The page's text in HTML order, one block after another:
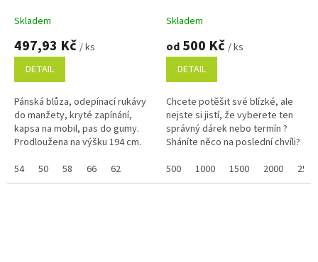
Skladem
497,93 Kč / ks
DETAIL
Pánská blůza, odepínací rukávy
do manžety, kryté zapínání,
kapsa na mobil, pas do gumy.
Prodloužena na výšku 194 cm.
velikost zboží a zobrazuje...
54 50 58 66 62
Skladem
od 500 Kč / ks
DETAIL
Chcete potěšit své blízké, ale
nejste si jistí, že vyberete ten
správný dárek nebo termín ?
Sháníte něco na poslední chvíli?
online a po...
500 1000 1500 2000 2500